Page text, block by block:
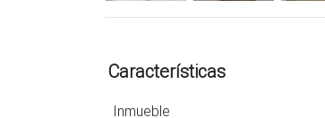
Características
Inmueble